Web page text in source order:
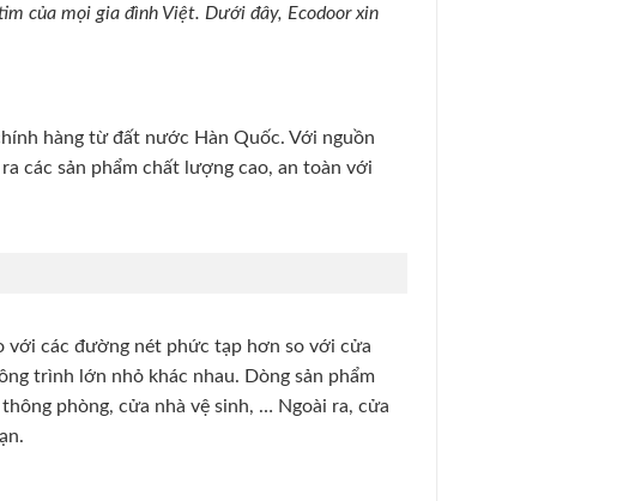
của mọi gia đình Việt. Dưới đây, Ecodoor xin
hàng từ đất nước Hàn Quốc. Với nguồn
các sản phẩm chất lượng cao, an toàn với
với các đường nét phức tạp hơn so với cửa
trình lớn nhỏ khác nhau. Dòng sản phẩm
phòng, cửa nhà vệ sinh, … Ngoài ra, cửa